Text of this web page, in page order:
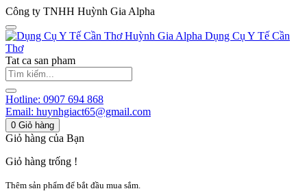
Công ty TNHH Huỳnh Gia Alpha
Huỳnh Gia Alpha Dụng Cụ Y Tế Cần
Thơ
Tat ca san pham
Hotline: 0907 694 868
Email: huynhgiact65@gmail.com
0 Giỏ hàng
Giỏ hàng của Bạn
Giỏ hàng trống !
Thêm sản phẩm để bắt đầu mua sắm.